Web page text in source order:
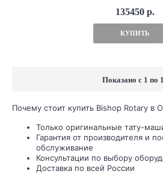
135450 р.
КУПИТЬ
Показано с 1 по
Почему стоит купить Bishop Rotary в
Только оригинальные тату-
Гарантия от производителя и
обслуживание
Консультации по выбору
Доставка по всей России